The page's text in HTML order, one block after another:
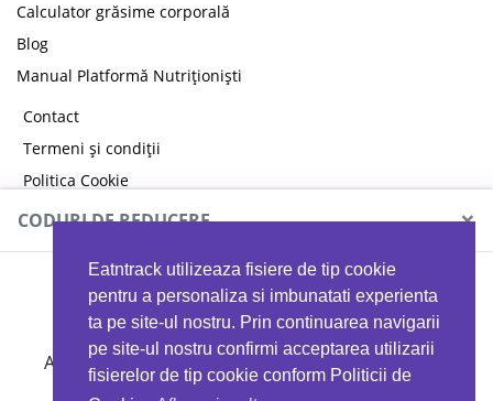
Eatntrack utilizeaza fisiere de tip cookie
pentru a personaliza si imbunatati experienta
ta pe site-ul nostru. Prin continuarea navigarii
pe site-ul nostru confirmi acceptarea utilizarii
fisierelor de tip cookie conform Politicii de
Calculator grăsime corporală
Blog
Manual Platformă Nutriționiști
Contact
Termeni și condiții
Politica Cookie
Politica de confidențialitate
CODURI DE REDUCERE ×
MYPROTEIN
Ai 40%reducere la orice comandă folosind codul
EATTRACK